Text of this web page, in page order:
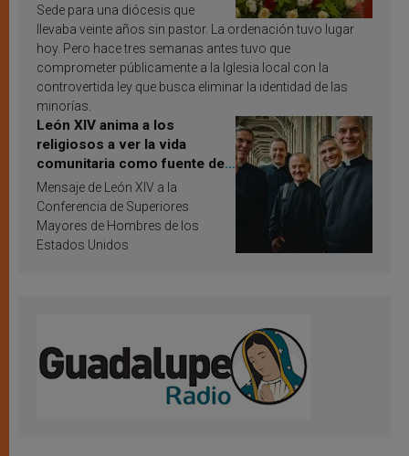
Sede para una diócesis que
llevaba veinte años sin pastor. La ordenación tuvo lugar
hoy. Pero hace tres semanas antes tuvo que
comprometer públicamente a la Iglesia local con la
controvertida ley que busca eliminar la identidad de las
minorías.
León XIV anima a los
religiosos a ver la vida
comunitaria como fuente de
inspiración y santificación
Mensaje de León XIV a la
Conferencia de Superiores
Mayores de Hombres de los
Estados Unidos